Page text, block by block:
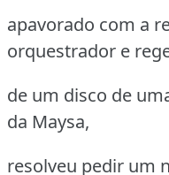
apavorado com a
orquestrador e
de um disco de
da Maysa,
resolveu pedir um